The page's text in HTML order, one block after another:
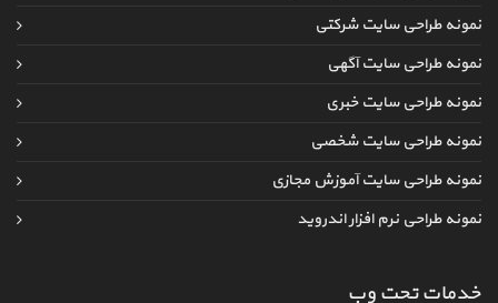
نمونه طراحی سایت شرکتی
نمونه طراحی سایت آگهی
نمونه طراحی سایت خبری
نمونه طراحی سایت شخصی
نمونه طراحی سایت آموزش مجازی
نمونه طراحی نرم افزار اندروید
خدمات تحت وب